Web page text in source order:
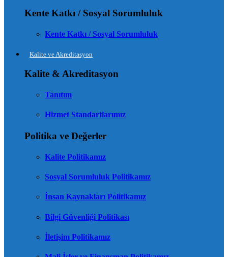
Kente Katkı / Sosyal Sorumluluk
Kente Katkı / Sosyal Sorumluluk
Kalite ve Akreditasyon
Kalite & Akreditasyon
Tanıtım
Hizmet Standartlarımız
Politika ve Değerler
Kalite Politikamız
Sosyal Sorumluluk Politikamız
İnsan Kaynakları Politikamız
Bilgi Güvenliği Politikası
İletişim Politikamız